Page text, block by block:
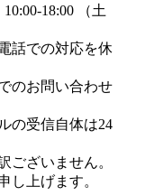
10:00-18:00 （土
話での対応を休
のお問い合わせ
の受信自体は24
ございません。
し上げます。